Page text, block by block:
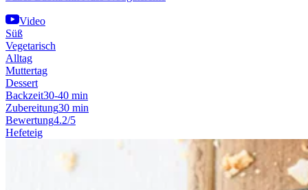
Video
Süß
Vegetarisch
Alltag
Muttertag
Dessert
Backzeit30-40 min
Zubereitung30 min
Bewertung4.2/5
Hefeteig